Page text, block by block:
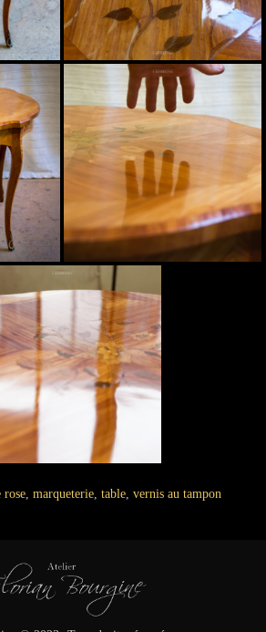
rose marqueterie table vernis au tampon